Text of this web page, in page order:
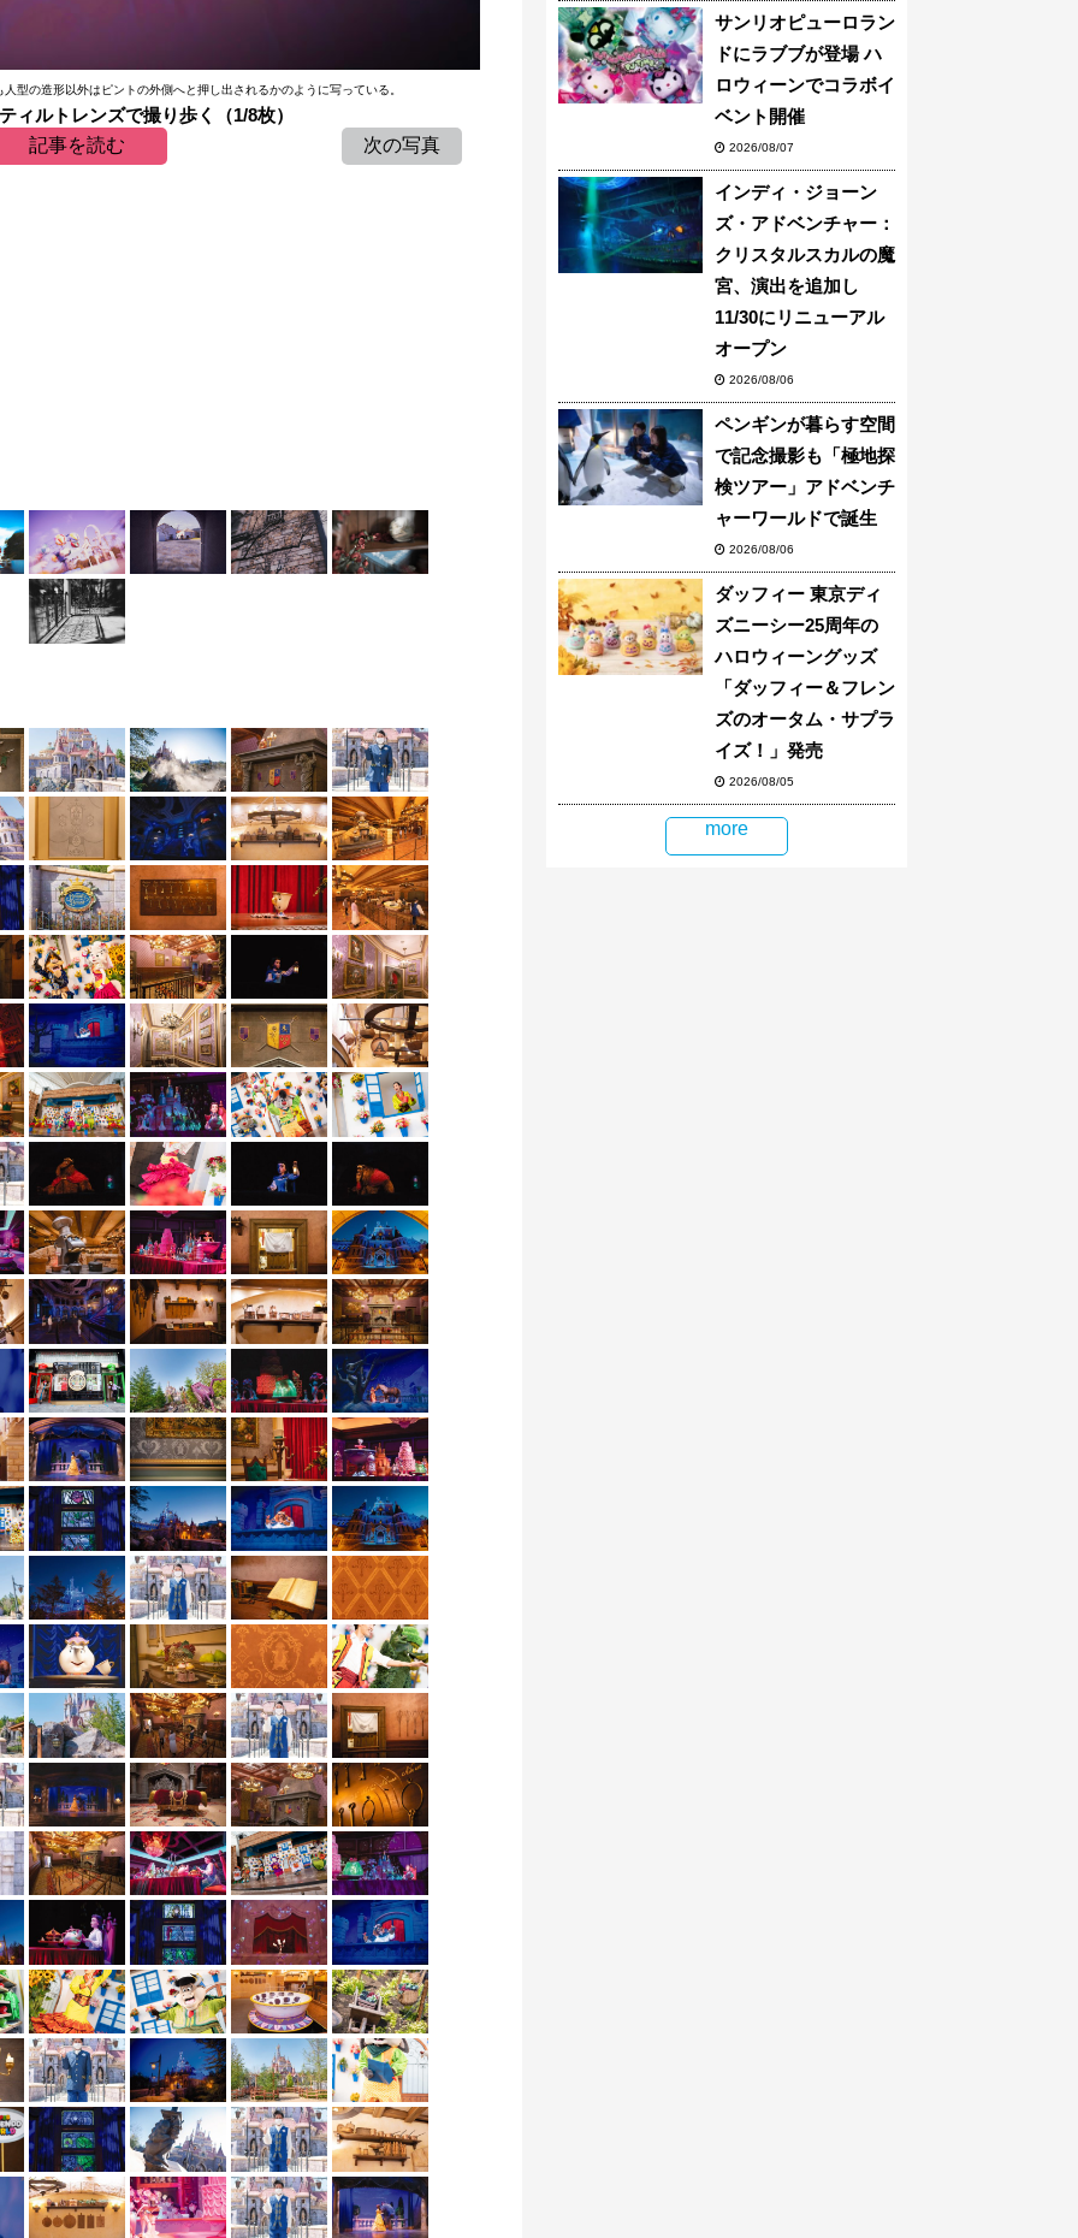
型の造形以外はピントの外側へと押し出されるかのように写っている。
ィルトレンズで撮り歩く（1/8枚）
記事を読む
次の写真
サンリオピューロラン
ドにラブブが登場 ハ
ロウィーンでコラボイ
ベント開催
2026/08/07
インディ・ジョーン
ズ・アドベンチャー：
クリスタルスカルの魔
宮、演出を追加し
11/30にリニューアル
オープン
2026/08/06
ペンギンが暮らす空間
で記念撮影も「極地探
検ツアー」アドベンチ
ャーワールドで誕生
2026/08/06
ダッフィー 東京ディ
ズニーシー25周年の
ハロウィーングッズ
「ダッフィー＆フレン
ズのオータム・サプラ
イズ！」発売
2026/08/05
more